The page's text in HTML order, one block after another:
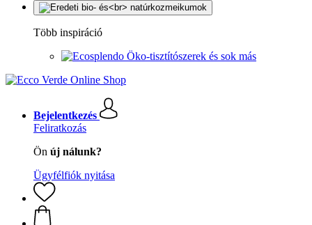
Több inspiráció
Öko-tisztítószerek és sok más
Bejelentkezés
Feliratkozás
Ön új nálunk?
Ügyfélfiók nyitása